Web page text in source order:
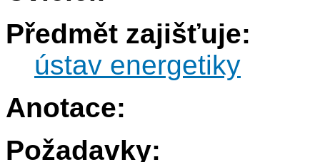
Předmět zajišťuje:
ústav energetiky
Anotace:
Požadavky: